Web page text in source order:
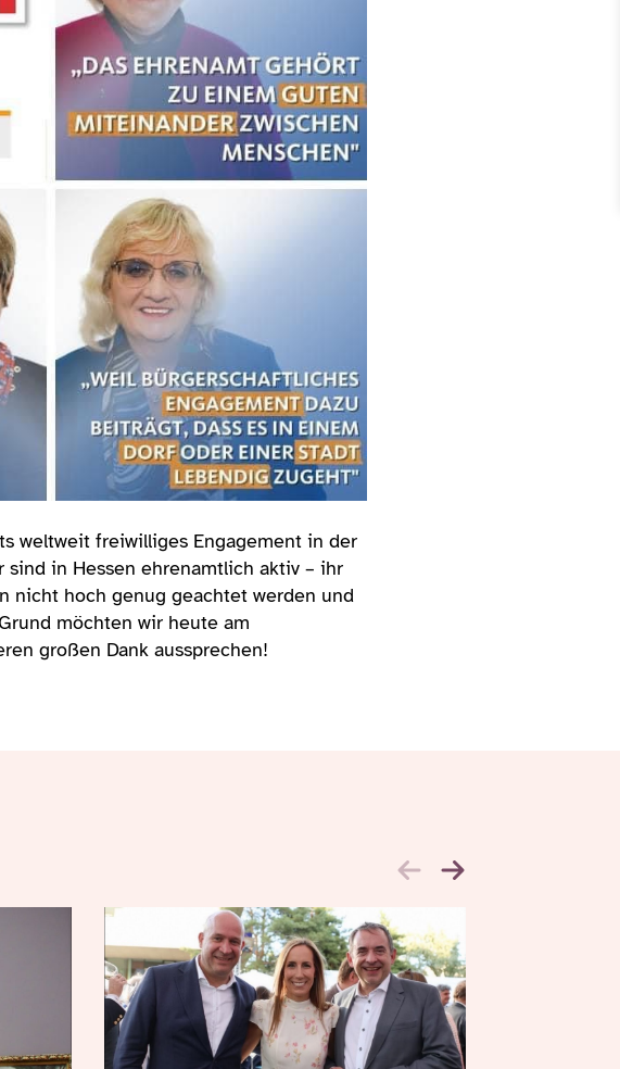
weltweit freiwilliges Engagement in der
in Hessen ehrenamtlich aktiv – ihr
nicht hoch genug geachtet werden und
möchten wir heute am
großen Dank aussprechen!